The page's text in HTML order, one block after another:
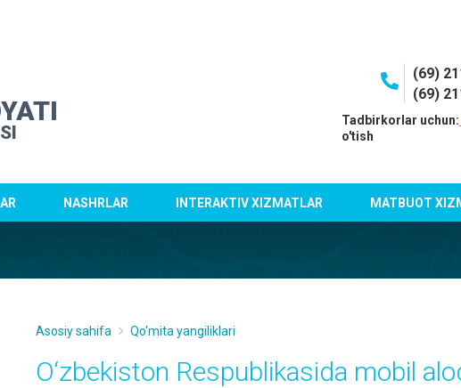
(69)
(69)
Tadbirkorlar uchun:
o'tish
NASHRLAR INTERAKTIV XIZMATLAR MATBUOT
Asosiy sahifa Qo'mita yangiliklari
O‘zbekiston Respublikasida mobil